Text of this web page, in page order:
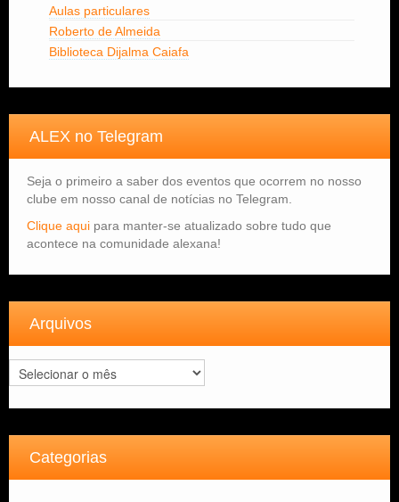
Aulas particulares
Roberto de Almeida
Biblioteca Dijalma Caiafa
ALEX no Telegram
Seja o primeiro a saber dos eventos que ocorrem no nosso
clube em nosso canal de notícias no Telegram.
Clique aqui para manter-se atualizado sobre tudo que
acontece na comunidade alexana!
Arquivos
Arquivos
Categorias